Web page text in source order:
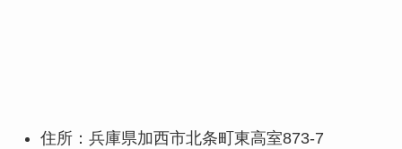
住所：兵庫県加西市北条町東高室873-7